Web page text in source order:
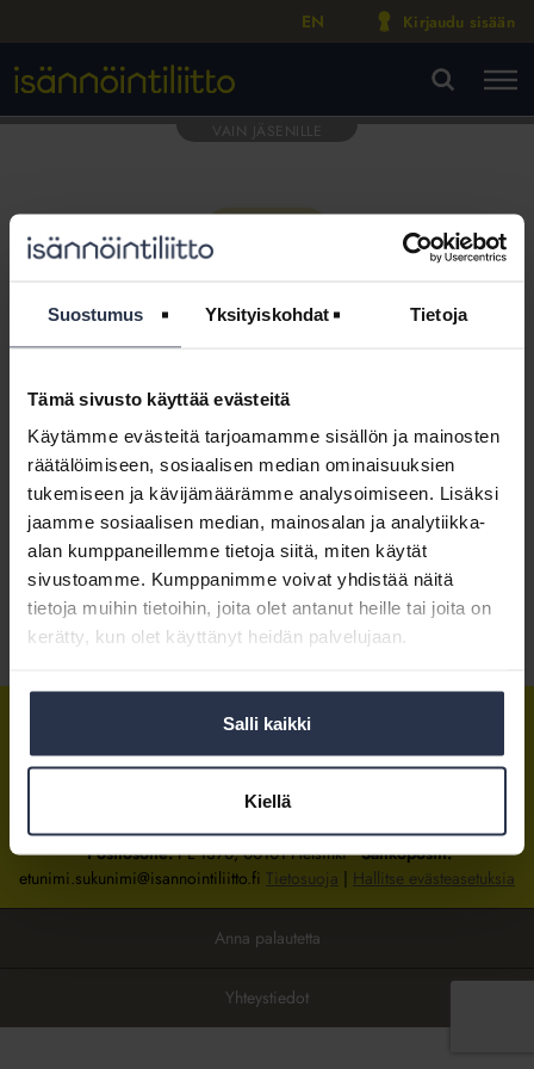
Suostumus Yksityiskohdat Tietoja
Tämä sivusto käyttää evästeitä
Käytämme evästeitä tarjoamamme sisällön ja mainosten
räätälöimiseen, sosiaalisen median ominaisuuksien
tukemiseen ja kävijämäärämme analysoimiseen. Lisäksi
jaamme sosiaalisen median, mainosalan ja analytiikka-
alan kumppaneillemme tietoja siitä, miten käytät
sivustoamme. Kumppanimme voivat yhdistää näitä
tietoja muihin tietoihin, joita olet antanut heille tai joita on
kerätty, kun olet käyttänyt heidän palvelujaan.
Salli kaikki
Kiellä
EN Kirjaudu sisään
Tämä osio on rajattu
Isännöintiliiton jäsenyritysten
henkilökunnalle
Kirjaudu sisään
Tietoa jäsenyydestä
IsännöintiliittoIsännöintiliittoIsännöintiliitto
Isännöintiliiton toimistosijaitsee Hakaniemessä Helsingissä.
Postiosoite:PL 1370, 00101 HelsinkiSähköpostit:
etunimi.sukunimi@isannointiliitto.fi Tietosuoja | Hallitse evästeasetuksia
Anna palautetta
Yhteystiedot